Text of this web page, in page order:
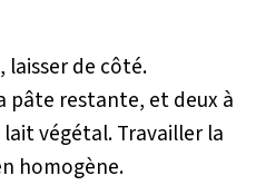
laisser de côté.
pâte restante, et deux à
végétal. Travailler la
homogène.